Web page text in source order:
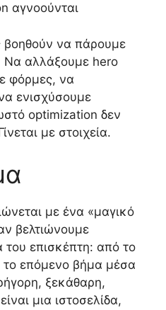
αγνοούνται
βοηθούν να πάρουμε
Να αλλάξουμε hero
φόρμες, να
ενισχύσουμε
optimization δεν
με στοιχεία.
με ένα «μαγικό
βελτιώνουμε
του επισκέπτη: από το
το επόμενο βήμα μέσα
ξεκάθαρη,
μια ιστοσελίδα,